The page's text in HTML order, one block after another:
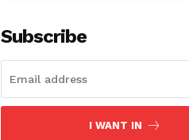
Subscribe
I WANT IN